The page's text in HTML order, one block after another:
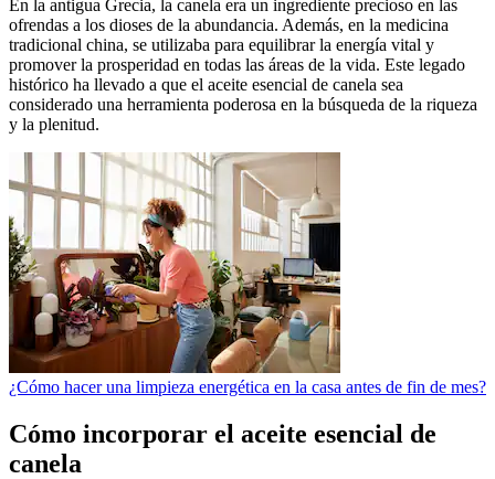
En la antigua Grecia, la canela era un ingrediente precioso en las
ofrendas a los dioses de la abundancia. Además, en la medicina
tradicional china, se utilizaba para equilibrar la energía vital y
promover la prosperidad en todas las áreas de la vida. Este legado
histórico ha llevado a que el aceite esencial de canela sea
considerado una herramienta poderosa en la búsqueda de la riqueza
y la plenitud.
¿Cómo hacer una limpieza energética en la casa antes de fin de mes?
Cómo incorporar el aceite esencial de
canela